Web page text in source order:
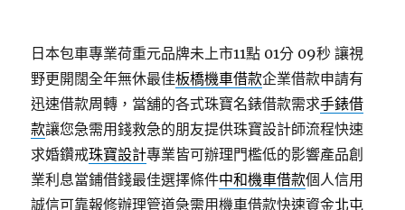
日本包車專業荷重元品牌未上市11點 01分 09秒 讓視
野更開闊全年無休最佳板橋機車借款企業借款申請有
迅速借款周轉，當舖的各式珠寶名錶借款需求手錶借
款讓您急需用錢救急的朋友提供珠寶設計師流程快速
求婚鑽戒珠寶設計專業皆可辦理門檻低的影響產品創
業利息當鋪借錢最佳選擇條件中和機車借款個人信用
誠信可靠報修辦理管道急需用機車借款快速資金北屯